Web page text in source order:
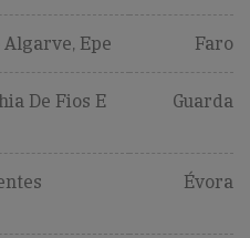
Algarve, Epe Faro
De Fios E
Guarda
Évora